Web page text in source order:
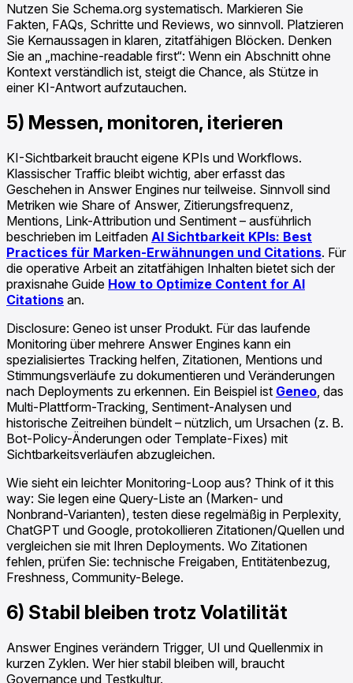
Nutzen Sie Schema.org systematisch. Markieren Sie
Fakten, FAQs, Schritte und Reviews, wo sinnvoll. Platzieren
Sie Kernaussagen in klaren, zitatfähigen Blöcken. Denken
Sie an „machine-readable first“: Wenn ein Abschnitt ohne
Kontext verständlich ist, steigt die Chance, als Stütze in
einer KI-Antwort aufzutauchen.
5) Messen, monitoren, iterieren
KI-Sichtbarkeit braucht eigene KPIs und Workflows.
Klassischer Traffic bleibt wichtig, aber erfasst das
Geschehen in Answer Engines nur teilweise. Sinnvoll sind
Metriken wie Share of Answer, Zitierungsfrequenz,
Mentions, Link-Attribution und Sentiment – ausführlich
beschrieben im Leitfaden AI Sichtbarkeit KPIs: Best
Practices für Marken-Erwähnungen und Citations. Für
die operative Arbeit an zitatfähigen Inhalten bietet sich der
praxisnahe Guide How to Optimize Content for AI
Citations an.
Disclosure: Geneo ist unser Produkt. Für das laufende
Monitoring über mehrere Answer Engines kann ein
spezialisiertes Tracking helfen, Zitationen, Mentions und
Stimmungsverläufe zu dokumentieren und Veränderungen
nach Deployments zu erkennen. Ein Beispiel ist Geneo , das
Multi-Plattform-Tracking, Sentiment-Analysen und
historische Zeitreihen bündelt – nützlich, um Ursachen (z. B.
Bot-Policy-Änderungen oder Template-Fixes) mit
Sichtbarkeitsverläufen abzugleichen.
Wie sieht ein leichter Monitoring-Loop aus? Think of it this
way: Sie legen eine Query-Liste an (Marken- und
Nonbrand-Varianten), testen diese regelmäßig in Perplexity,
ChatGPT und Google, protokollieren Zitationen/Quellen und
vergleichen sie mit Ihren Deployments. Wo Zitationen
fehlen, prüfen Sie: technische Freigaben, Entitätenbezug,
Freshness, Community-Belege.
6) Stabil bleiben trotz Volatilität
Answer Engines verändern Trigger, UI und Quellenmix in
kurzen Zyklen. Wer hier stabil bleiben will, braucht
Governance und Testkultur.